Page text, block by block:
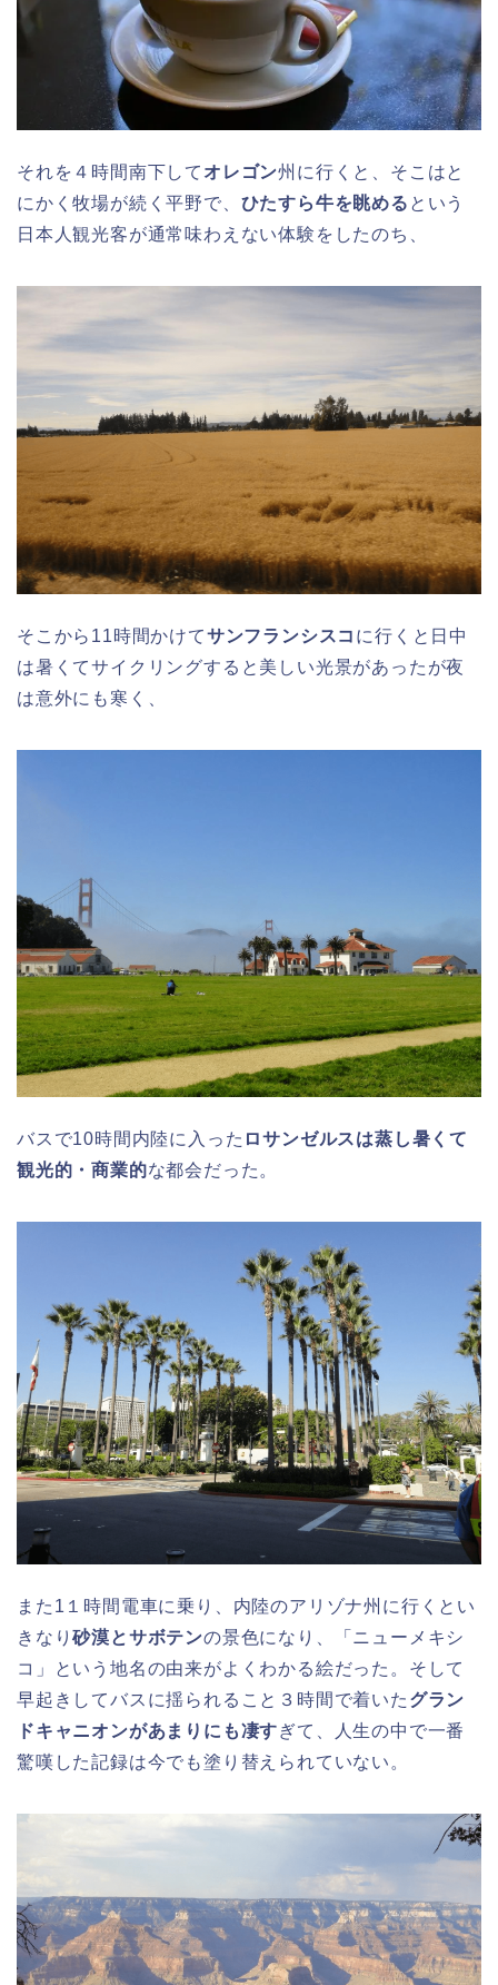
それを４時間南下して オレゴン州に行くと、そこはと
にかく牧場が続く平野で、 ひたすら牛を眺める という
日本人観光客が通常味わえない体験をしたのち、
そこから11時間かけてサンフランシスコ に行くと日中
は暑くてサイクリングすると美しい光景があったが夜
は意外にも寒く、
バスで10時間内陸に入った ロサンゼルスは蒸し暑くて
観光的・商業的な都会だった。
また1１時間電車に乗り、内陸のアリゾナ州に行くとい
きなり砂漠とサボテンの景色になり、「ニューメキシ
コ」という地名の由来がよくわかる絵だった。そして
早起きしてバスに揺られること３時間で着いた グラン
ドキャニオンがあまりにも凄すぎて、人生の中で一番
驚嘆した記録は今でも塗り替えられていない。